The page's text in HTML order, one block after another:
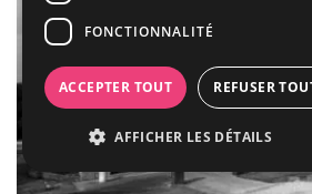
FONCTIONNALITÉ
ACCEPTER TOUT REFUSER
AFFICHER LES DÉTAILS